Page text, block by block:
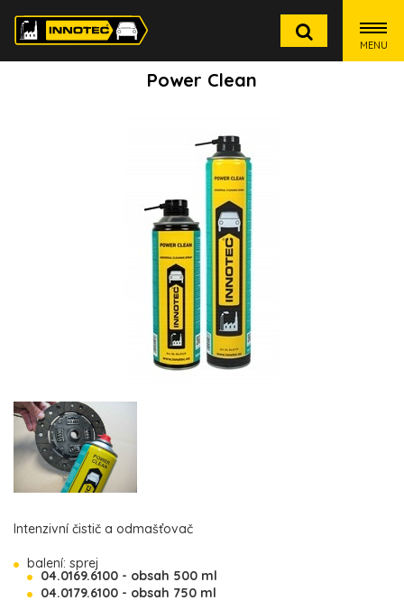
MENU
Power Clean
Intenzivní čistič a odmašťovač
balení: sprej
04.0169.6100 - obsah 500 ml
04.0179.6100 - obsah 750 ml